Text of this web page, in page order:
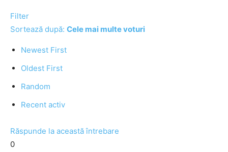
Filter
Sortează după: Cele mai multe voturi
Newest First
Oldest First
Random
Recent activ
Răspunde la această întrebare
0